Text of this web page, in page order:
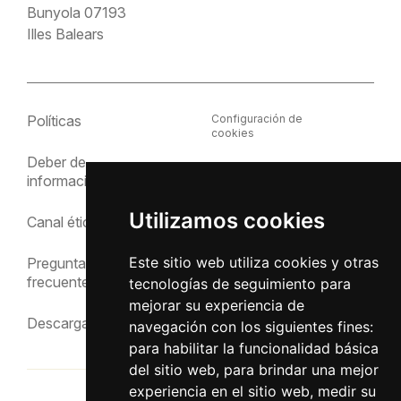
Utilizamos cookies
Este sitio web utiliza cookies y otras
tecnologías de seguimiento para
mejorar su experiencia de
navegación con los siguientes fines:
para habilitar la funcionalidad básica
del sitio web, para brindar una mejor
experiencia en el sitio web, medir su
Bunyola 07193
Illes Balears
Políticas
Deber de
información
Canal ético
Preguntas
frecuentes
Descargas
Configuración de
cookies